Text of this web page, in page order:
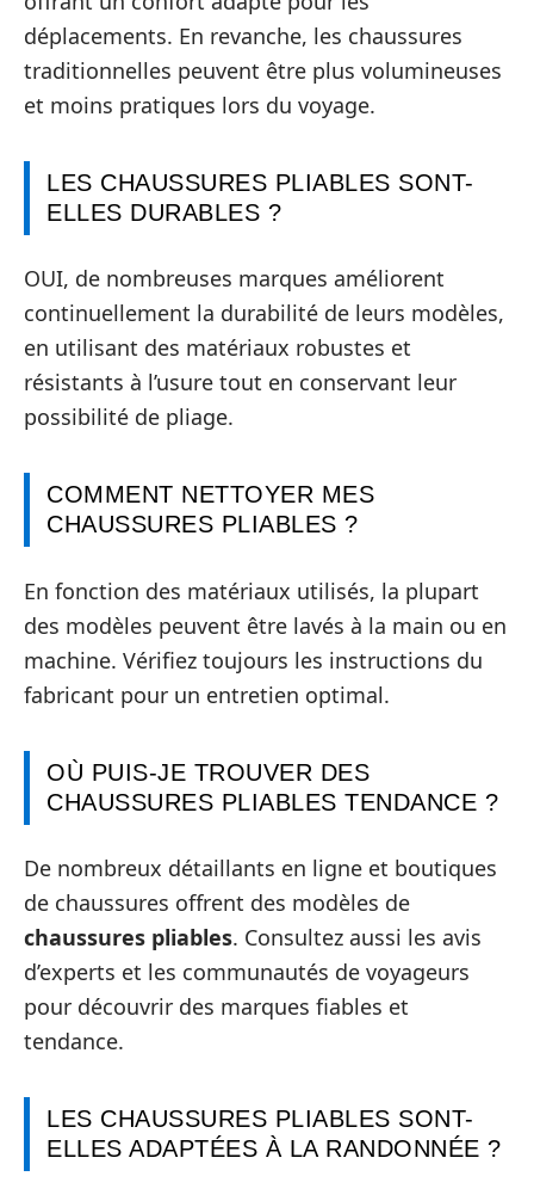
déplacements. En revanche, les chaussures
traditionnelles peuvent être plus volumineuses
et moins pratiques lors du voyage.
LES CHAUSSURES PLIABLES SONT-
ELLES DURABLES ?
OUI, de nombreuses marques améliorent
continuellement la durabilité de leurs modèles,
en utilisant des matériaux robustes et
résistants à l’usure tout en conservant leur
possibilité de pliage.
COMMENT NETTOYER MES
CHAUSSURES PLIABLES ?
En fonction des matériaux utilisés, la plupart
des modèles peuvent être lavés à la main ou en
machine. Vérifiez toujours les instructions du
fabricant pour un entretien optimal.
OÙ PUIS-JE TROUVER DES
CHAUSSURES PLIABLES TENDANCE ?
De nombreux détaillants en ligne et boutiques
de chaussures offrent des modèles de
chaussures pliables. Consultez aussi les avis
d’experts et les communautés de voyageurs
pour découvrir des marques fiables et
tendance.
LES CHAUSSURES PLIABLES SONT-
ELLES ADAPTÉES À LA RANDONNÉE ?